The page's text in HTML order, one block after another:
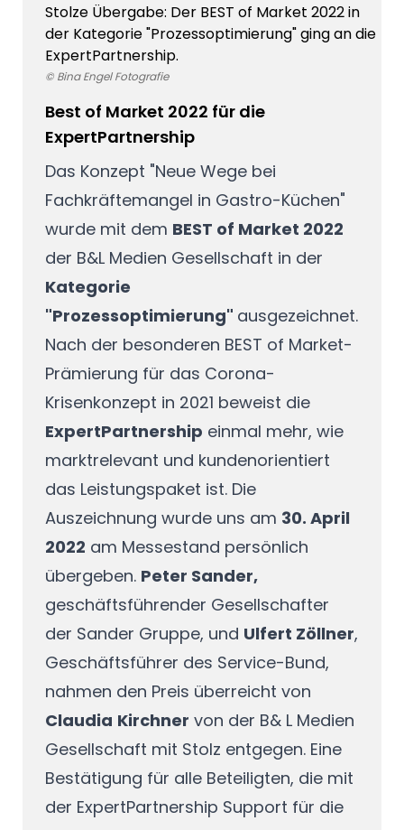
Stolze Übergabe: Der BEST of Market 2022 in
der Kategorie "Prozessoptimierung" ging an die
ExpertPartnership.
© Bina Engel Fotografie
Best of Market 2022 für die
ExpertPartnership
Das Konzept "Neue Wege bei
Fachkräftemangel in Gastro-Küchen"
wurde mit dem BEST of Market 2022
der B&L Medien Gesellschaft in der
Kategorie
"Prozessoptimierung" ausgezeichnet.
Nach der besonderen BEST of Market-
Prämierung für das Corona-
Krisenkonzept in 2021 beweist die
ExpertPartnership einmal mehr, wie
marktrelevant und kundenorientiert
das Leistungspaket ist. Die
Auszeichnung wurde uns am 30. April
2022 am Messestand persönlich
übergeben. Peter Sander,
geschäftsführender Gesellschafter
der Sander Gruppe, und Ulfert Zöllner,
Geschäftsführer des Service-Bund,
nahmen den Preis überreicht von
Claudia Kirchner von der B& L Medien
Gesellschaft mit Stolz entgegen. Eine
Bestätigung für alle Beteiligten, die mit
der ExpertPartnership Support für die